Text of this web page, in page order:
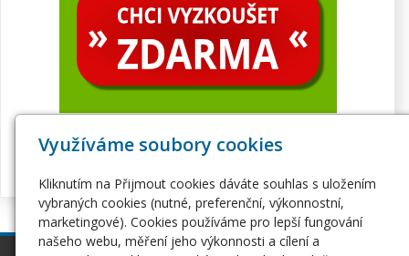
Využíváme soubory cookies
Kliknutím na Přijmout cookies dáváte souhlas s uložením
vybraných cookies (nutné, preferenční, výkonnostní,
marketingové). Cookies používáme pro lepší fungování
našeho webu, měření jeho výkonnosti a cílení a